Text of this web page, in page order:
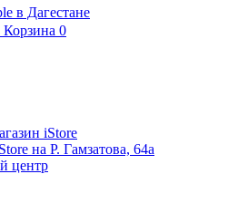
Корзина 0
iStore
на Р. Гамзатова, 64а
центр